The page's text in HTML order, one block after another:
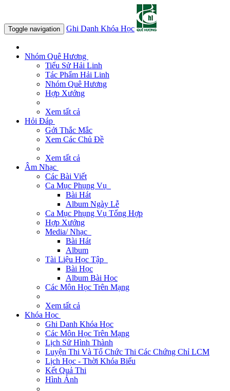
Toggle navigation Ghi Danh Khóa Học
Nhóm Quê Hương
Tiểu Sử Hải Linh
Tác Phẩm Hải Linh
Nhóm Quê Hương
Hợp Xướng
Xem tất cả
Hỏi Đáp
Gởi Thắc Mắc
Xem Các Chủ Đề
Xem tất cả
Âm Nhạc
Các Bài Viết
Ca Mục Phụng Vụ
Bài Hát
Album Ngày Lễ
Ca Mục Phụng Vụ Tổng Hợp
Hợp Xướng
Media/ Nhạc
Bài Hát
Album
Tài Liệu Học Tập
Bài Học
Album Bài Học
Các Môn Học Trên Mạng
Xem tất cả
Khóa Học
Ghi Danh Khóa Học
Các Môn Học Trên Mạng
Lịch Sử Hình Thành
Luyện Thi Và Tổ Chức Thi Các Chứng Chỉ LCM
Lịch Học - Thời Khóa Biểu
Kết Quả Thi
Hình Ảnh